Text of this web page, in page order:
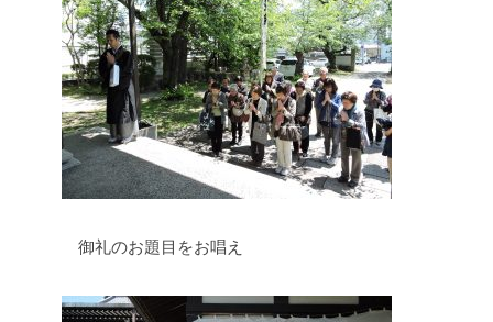
御礼のお題目をお唱え